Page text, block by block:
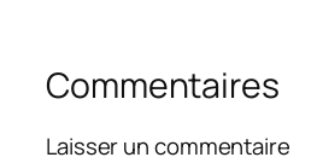
Commentaires
Laisser un commentaire